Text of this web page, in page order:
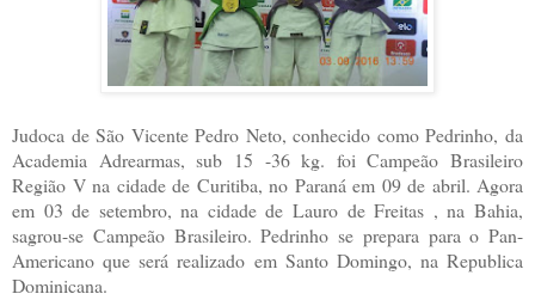
Judoca de São Vicente Pedro Neto, conhecido como Pedrinho, da
Academia Adrearmas, sub 15 -36 kg. foi Campeão Brasileiro
Região V na cidade de Curitiba, no Paraná em 09 de abril. Agora
em 03 de setembro, na cidade de Lauro de Freitas , na Bahia,
sagrou-se Campeão Brasileiro. Pedrinho se prepara para o Pan-
Americano que será realizado em Santo Domingo, na Republica
Dominicana.